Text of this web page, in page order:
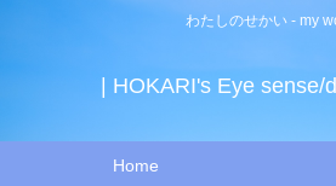
わたしのせかい - my
| HOKARI's Eye sense/
Home